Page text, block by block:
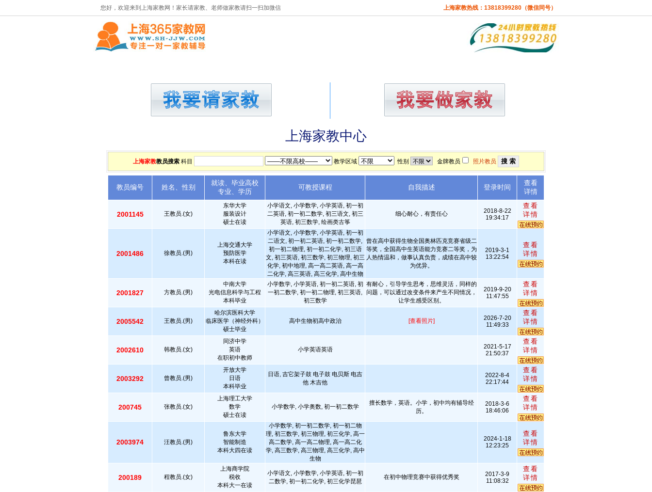
您好，欢迎来到上海家教网！家长请家教、老师做家教请扫一扫加微信 上海家教热线：13818399280（微信同号）
上海家教中心
上海家教教员搜索 科目 教学区域 性别 金牌教员 照片教员
教员编号 姓名、性别
就读、毕业高校
专业、学历
可教授课程 自我描述 登录时间
查看
详情
2001145 王教员.(女)
东华大学
服装设计
硕士在读
小学语文, 小学数学, 小学英语, 初一初
二英语, 初一初二数学, 初三语文, 初三
英语, 初三数学, 绘画类古筝
细心耐心，有责任心
2018-8-22
19:34:17
查看
详情
2001486 徐教员.(男)
上海交通大学
预防医学
本科在读
小学语文, 小学数学, 小学英语, 初一初
二语文, 初一初二英语, 初一初二数学,
初一初二物理, 初一初二化学, 初三语
文, 初三英语, 初三数学, 初三物理, 初三
化学, 初中地理, 高一高二英语, 高一高
二化学, 高三英语, 高三化学, 高中生物
曾在高中获得生物全国奥林匹克竞赛省级二
等奖，全国高中生英语能力竞赛二等奖，为
人热情温和，做事认真负责，成绩在高中较
为优异。
2019-3-1
13:22:54
查看
详情
2001827 方教员.(男)
中南大学
光电信息科学与工程
本科毕业
小学数学, 小学英语, 初一初二英语, 初
一初二数学, 初一初二物理, 初三英语,
初三数学
有耐心，引导学生思考，思维灵活，同样的
问题，可以通过改变条件来产生不同情况，
让学生感受区别。
2019-9-20
11:47:55
查看
详情
2005542 王教员.(男)
哈尔滨医科大学
临床医学（神经外科）
硕士毕业
高中生物初高中政治 [查看照片]
2026-7-20
11:49:33
查看
详情
2002610 韩教员.(女)
同济中学
英语
在职初中教师
小学英语英语
2021-5-17
21:50:37
查看
详情
2003292 曾教员.(男)
开放大学
日语
本科毕业
日语, 吉它架子鼓 电子鼓 电贝斯 电吉
他 木吉他
2022-8-4
22:17:44
查看
详情
200745 张教员.(女)
上海理工大学
数学
硕士在读
小学数学, 小学奥数, 初一初二数学
擅长数学，英语。小学，初中均有辅导经
历。
2018-3-6
18:46:06
查看
详情
2003974 汪教员.(男)
鲁东大学
智能制造
本科大四在读
小学数学, 初一初二数学, 初一初二物
理, 初三数学, 初三物理, 初三化学, 高一
高二数学, 高一高二物理, 高一高二化
学, 高三数学, 高三物理, 高三化学, 高中
生物
2024-1-18
12:23:25
查看
详情
200189 程教员.(女)
上海商学院
税收
本科大一在读
小学语文, 小学数学, 小学英语, 初一初
二数学, 初一初二化学, 初三化学琵琶
在初中物理竞赛中获得优秀奖
2017-3-9
11:08:32
查看
详情